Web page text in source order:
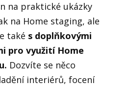
na praktické ukázky
na Home staging, ale
také s doplňkovými
pro využití Home
Dozvíte se něco
interiérů, focení